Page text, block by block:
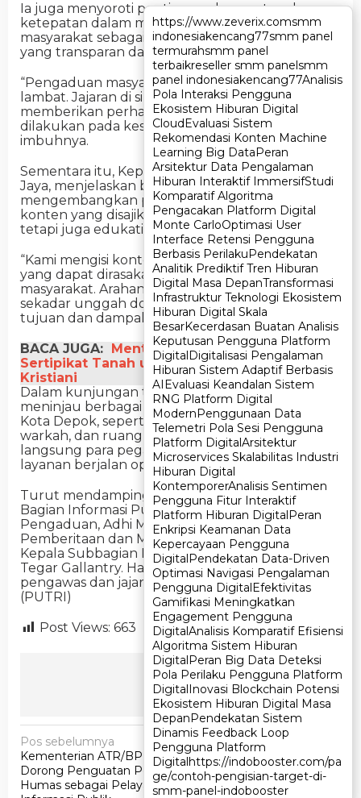
https://www.zeverix.comsmm
indonesiakencang77smm panel
termurahsmm panel
terbaikreseller smm panelsmm
panel indonesiakencang77Analisis
Pola Interaksi Pengguna
Ekosistem Hiburan Digital
CloudEvaluasi Sistem
Rekomendasi Konten Machine
Learning Big DataPeran
Arsitektur Data Pengalaman
Hiburan Interaktif ImmersifStudi
Komparatif Algoritma
Pengacakan Platform Digital
Monte CarloOptimasi User
Interface Retensi Pengguna
Berbasis PerilakuPendekatan
Analitik Prediktif Tren Hiburan
Digital Masa DepanTransformasi
Infrastruktur Teknologi Ekosistem
Hiburan Digital Skala
BesarKecerdasan Buatan Analisis
Keputusan Pengguna Platform
DigitalDigitalisasi Pengalaman
Hiburan Sistem Adaptif Berbasis
AIEvaluasi Keandalan Sistem
RNG Platform Digital
ModernPenggunaan Data
Telemetri Pola Sesi Pengguna
Platform DigitalArsitektur
Microservices Skalabilitas Industri
Hiburan Digital
KontemporerAnalisis Sentimen
Pengguna Fitur Interaktif
Platform Hiburan DigitalPeran
Enkripsi Keamanan Data
Kepercayaan Pengguna
DigitalPendekatan Data-Driven
Optimasi Navigasi Pengalaman
Pengguna DigitalEfektivitas
Gamifikasi Meningkatkan
Engagement Pengguna
DigitalAnalisis Komparatif Efisiensi
Algoritma Sistem Hiburan
DigitalPeran Big Data Deteksi
Pola Perilaku Pengguna Platform
DigitalInovasi Blockchain Potensi
Ekosistem Hiburan Digital Masa
DepanPendekatan Sistem
Dinamis Feedback Loop
Pengguna Platform
Digitalhttps://indobooster.com/pa
ge/contoh-pengisian-target-di-
smm-panel-indobooster
https://www.zeverix.comsmm
indonesiakencang77smm panel
termurahsmm panel
terbaikreseller smm panelsmm
panel indonesiakencang77Analisis
Pola Interaksi Pengguna
Ekosistem Hiburan Digital
CloudEvaluasi Sistem
Rekomendasi Konten Machine
Learning Big DataPeran
Arsitektur Data Pengalaman
Hiburan Interaktif ImmersifStudi
Komparatif Algoritma
Pengacakan Platform Digital
Monte CarloOptimasi User
Interface Retensi Pengguna
Berbasis PerilakuPendekatan
Analitik Prediktif Tren Hiburan
Digital Masa DepanTransformasi
Infrastruktur Teknologi Ekosistem
Hiburan Digital Skala
BesarKecerdasan Buatan Analisis
Keputusan Pengguna Platform
DigitalDigitalisasi Pengalaman
Hiburan Sistem Adaptif Berbasis
AIEvaluasi Keandalan Sistem
RNG Platform Digital
ModernPenggunaan Data
Telemetri Pola Sesi Pengguna
Platform DigitalArsitektur
Microservices Skalabilitas Industri
Hiburan Digital
KontemporerAnalisis Sentimen
Pengguna Fitur Interaktif
Platform Hiburan DigitalPeran
Enkripsi Keamanan Data
Kepercayaan Pengguna
DigitalPendekatan Data-Driven
Optimasi Navigasi Pengalaman
Pengguna DigitalEfektivitas
Gamifikasi Meningkatkan
Engagement Pengguna
DigitalAnalisis Komparatif Efisiensi
Algoritma Sistem Hiburan
DigitalPeran Big Data Deteksi
Pola Perilaku Pengguna Platform
DigitalInovasi Blockchain Potensi
Ekosistem Hiburan Digital Masa
DepanPendekatan Sistem
Dinamis Feedback Loop
Pengguna Platform
Digitalhttps://indobooster.com/pa
ge/contoh-pengisian-target-di-
smm-panel-indobooster
Ia juga menyoroti pentingnya kecepatan dan
ketepatan dalam merespons pengaduan
masyarakat sebagai bagian dari pelayanan publik
yang transparan dan akuntabel.
“Pengaduan masyarakat tidak boleh ditangani
lambat. Jajaran di sini saya minta untuk
memberikan perhatian penuh agar respons
dilakukan pada kesempatan pertama,”
imbuhnya.
Sementara itu, Kepala Kantah Kota Depok, Budi
Jaya, menjelaskan bahwa pihaknya terus
mengembangkan pengelolaan media sosial agar
konten yang disajikan tidak hanya informatif,
tetapi juga edukatif.
“Kami mengisi konten media sosial dengan hal-hal
yang dapat dirasakan langsung manfaatnya oleh
masyarakat. Arahan pimpinan pusat jelas, jangan
sekadar unggah dokumentasi rapat, tapi jelaskan
tujuan dan dampaknya,” ujar Budi.
BACA JUGA:
Menteri ATR/BPN Serahkan
Sertipikat Tanah untuk Rumah Ibadah Umat
Kristiani
Dalam kunjungan tersebut, Harison juga
meninjau berbagai fasilitas pelayanan di Kantah
Kota Depok, seperti loket pelayanan, ruang
warkah, dan ruang arsip. Ia turut menyapa
langsung para pegawai dan memastikan kondisi
layanan berjalan optimal.
Turut mendampingi dalam kunjungan ini, Kepala
Bagian Informasi Publik dan Pengelolaan
Pengaduan, Adhi Maskawan; Kepala Subbagian
Pemberitaan dan Media, Arie Satya Dwipraja; serta
Kepala Subbagian Pengelolaan Pengaduan,
Tegar Gallantry. Hadir pula sejumlah pejabat
pengawas dan jajaran Kantah Kota Depok.
(PUTRI)
Post Views: 663
Ikuti Kami
N
a
v
Pos sebelumnya
Kementerian ATR/BPN
Dorong Penguatan Peran
Humas sebagai Pelayan
Pos berikutnya
Sekjen ATR/BPN: Humas
Daerah Harus Jadi
Perpanjangan Tangan